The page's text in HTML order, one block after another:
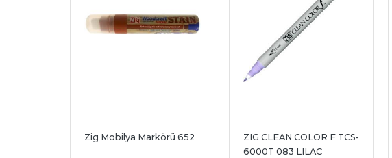
Zig Mobilya Markörü 652
ZIG CLEAN COLOR F TCS-
6000T 083 LILAC